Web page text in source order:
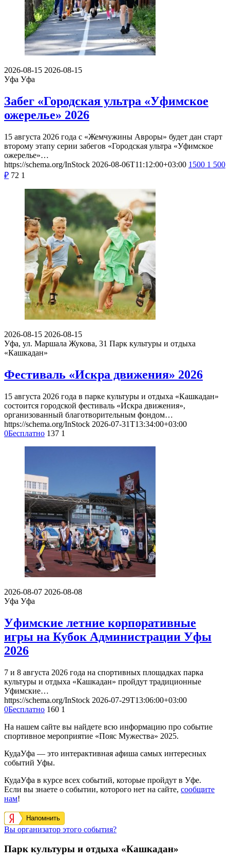
2026-08-15 2026-08-15
Уфа Уфа
Забег «Городская ультра «Уфимское
ожерелье» 2026
15 августа 2026 года с «Жемчужины Авроры» будет дан старт
второму этапу серии забегов «Городская ультра «Уфимское
ожерелье»…
https://schema.org/InStock 2026-08-06T11:12:00+03:00 1500 1 500
₽ 72 1
2026-08-15 2026-08-15
Уфа, ул. Маршала Жукова, 31 Парк культуры и отдыха
«Кашкадан»
Фестиваль «Искра движения» 2026
15 августа 2026 года в парке культуры и отдыха «Кашкадан»
состоится городской фестиваль «Искра движения»,
организованный благотворительным фондом…
https://schema.org/InStock 2026-07-31T13:34:00+03:00
0Бесплатно 137 1
2026-08-07 2026-08-08
Уфа Уфа
Уфимские летние корпоративные
игры на Кубок Администрации Уфы
2026
7 и 8 августа 2026 года на спортивных площадках парка
культуры и отдыха «Кашкадан» пройдут традиционные
Уфимские…
https://schema.org/InStock 2026-07-29T13:06:00+03:00
0Бесплатно 160 1
На нашем сайте вы найдете всю информацию про событие
спортивное мероприятие «Пояс Мужества» 2025.
КудаУфа — это интерактивная афиша самых интересных
событий Уфы.
КудаУфа в курсе всех событий, которые пройдут в Уфе.
Если вы знаете о событии, которого нет на сайте, сообщите
нам!
Напомнить
Вы организатор этого события?
Парк культуры и отдыха «Кашкадан»